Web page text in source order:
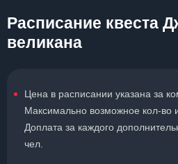
Расписание квеста
великана
Цена в расписании указана за
Максимально возможное кол-во
Доплата за каждого
чел.